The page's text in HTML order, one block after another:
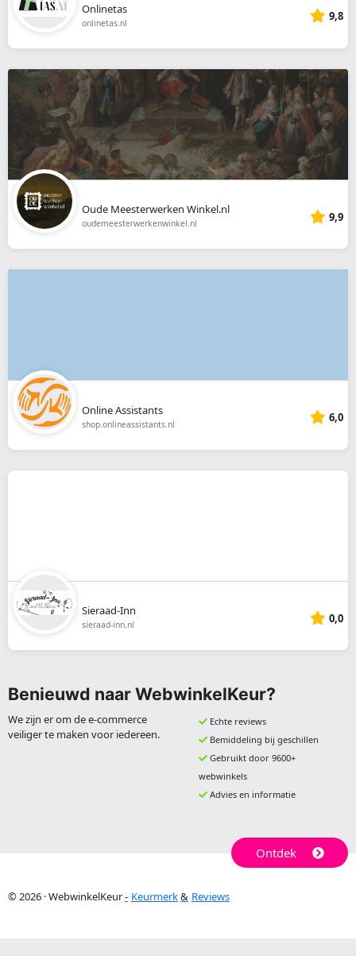
Onlinetas
onlinetas.nl 9,8
Oude Meesterwerken Winkel.nl
oudemeesterwerkenwinkel.nl 9,9
Online Assistants
shop.onlineassistants.nl 6,0
Sieraad-Inn
sieraad-inn.nl 0,0
Benieuwd naar WebwinkelKeur?
We zijn er om de e-commerce
veiliger te maken voor iedereen.
Echte reviews
Bemiddeling bij geschillen
Gebruikt door 9600+
webwinkels
Advies en informatie
Ontdek
© 2026 · WebwinkelKeur Keurmerk Reviews